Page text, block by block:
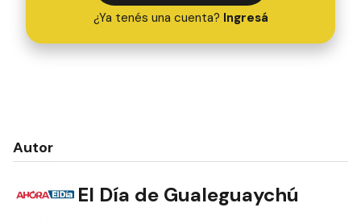
¿Ya tenés una cuenta? Ingresá
Autor
El Día de Gualeguaychú